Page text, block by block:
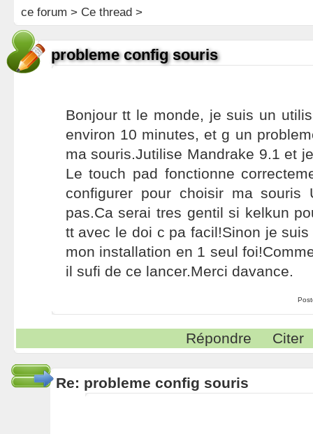
ce forum > Ce thread >
probleme config souris
Bonjour tt le monde, je suis un
environ 10 minutes, et g un
ma souris.Jutilise Mandrake 9.1 et
Le touch pad fonctionne
configurer pour choisir ma souris
pas.Ca serai tres gentil si kelkun
tt avec le doi c pa facil!Sinon je
mon installation en 1 seul
il sufi de ce lancer.Merci davance.
Répondre Citer
Re: probleme config souris